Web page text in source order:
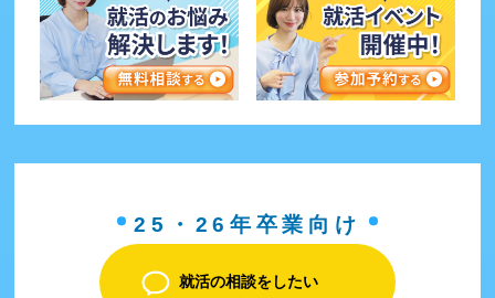
25・26年卒業向け
就活の相談をしたい